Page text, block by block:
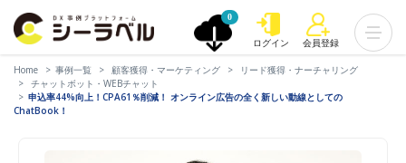
0
ログイン 会員登録
Home 事例一覧 顧客獲得・マーケティング
リード獲得・ナーチャリング
チャットボット・WEBチャット
申込率44%向上！CPA61％削減！ オンライン広告の全く新しい動線としての
ChatBook！